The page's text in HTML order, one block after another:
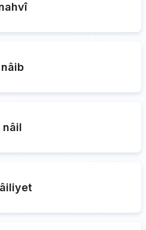
nâib
nâil